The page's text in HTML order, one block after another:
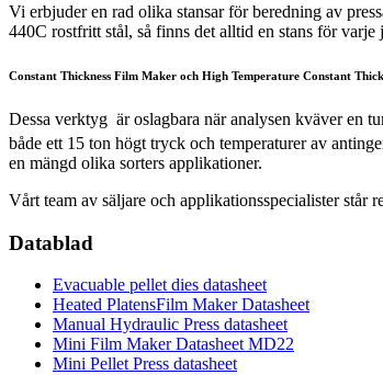
Vi erbjuder en rad olika stansar för beredning av
440C rostfritt stål, så finns det alltid en stans för
Constant Thickness Film Maker och High Temperature Constant
Dessa verktyg är oslagbara när analysen kväver en
både ett 15 ton högt tryck och temperaturer av
en mängd olika sorters applikationer.
Vårt team av säljare och applikationsspecialister står
Datablad
Evacuable pellet dies datasheet
Heated PlatensFilm Maker Datasheet
Manual Hydraulic Press datasheet
Mini Film Maker Datasheet MD22
Mini Pellet Press datasheet